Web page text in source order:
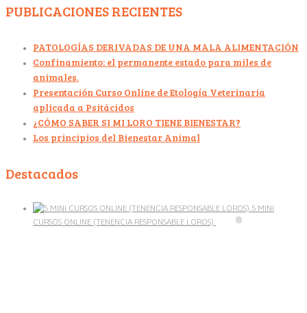
PUBLICACIONES RECIENTES
PATOLOGÍAS DERIVADAS DE UNA MALA ALIMENTACIÓN
Confinamiento: el permanente estado para miles de
animales.
Presentación Curso Online de Etología Veterinaria
aplicada a Psitácidos
¿CÓMO SABER SI MI LORO TIENE BIENESTAR?
Los principios del Bienestar Animal
Destacados
5 MINI
CURSOS ONLINE (TENENCIA RESPONSABLE LOROS)